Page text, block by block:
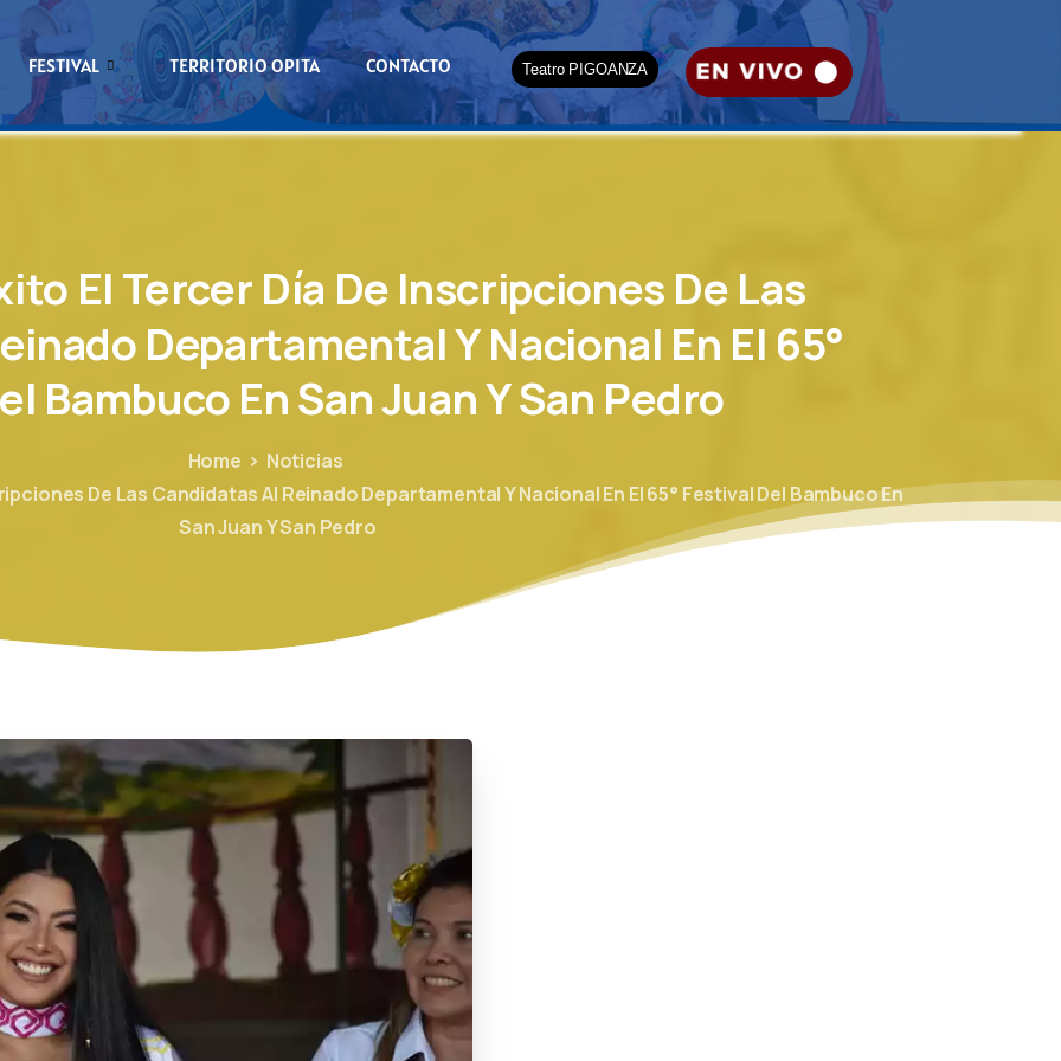
FESTIVAL TERRITORIO OPITA CONTACTO Teatro PIGOANZA
El Tercer Día De Inscripciones De Las
DepartamentalYNacional En El 65°
Bambuco EnSanJuanYSan Pedro
Home
Noticias
De Las Candidatas Al Reinado Departamental Y Nacional En El 65° Festival Del Bambuco En
San Juan Y San Pedro